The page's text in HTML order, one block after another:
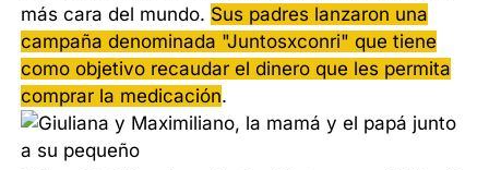
más cara del mundo. Sus padres lanzaron una
campaña denominada "Juntosxconri" que tiene
como objetivo recaudar el dinero que les permita
comprar la medicación.